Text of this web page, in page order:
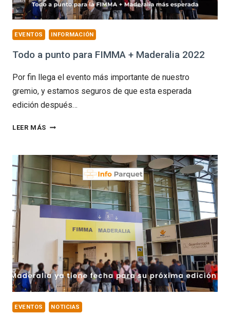
EVENTOS INFORMACIÓN
Todo a punto para FIMMA + Maderalia 2022
Por fin llega el evento más importante de nuestro
gremio, y estamos seguros de que esta esperada
edición después…
LEER MÁS TODO
PUNTO
PARA
FIMMA
+
MADERALIA
EVENTOS NOTICIAS